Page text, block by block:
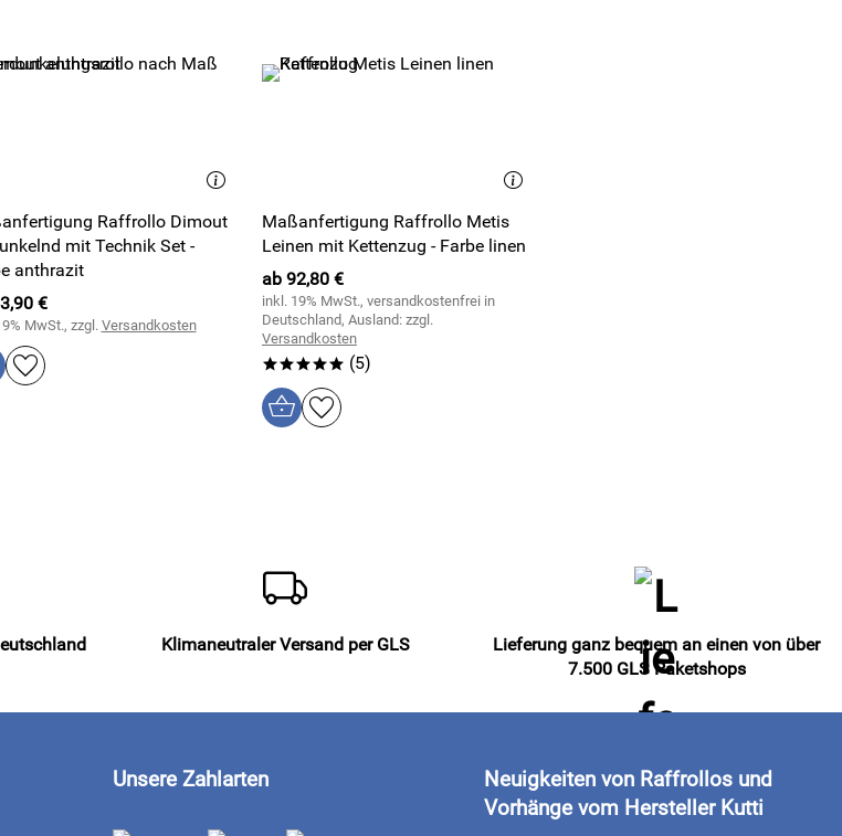
Raffrollo Dimout
mit Technik Set -
anthrazit
€
MwSt., zzgl. Versandkosten
Maßanfertigung Raffrollo Metis
Leinen mit Kettenzug - Farbe linen
ab 92,80 €
inkl. 19% MwSt., versandkostenfrei in
Deutschland, Ausland: zzgl.
Versandkosten
***** (5)
Klimaneutraler Versand per GLS
Lieferung ganz bequem an einen von über
7.500 GLS Paketshops
Unsere Zahlarten
Neuigkeiten von Raffrollos und
Vorhänge vom Hersteller Kutti